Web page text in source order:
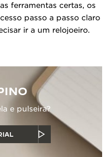
ferramentas certas, os
passo a passo claro
ir a um relojoeiro.
e pulseira?